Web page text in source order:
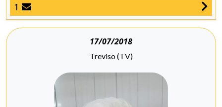
1
17/07/2018
Treviso (TV)